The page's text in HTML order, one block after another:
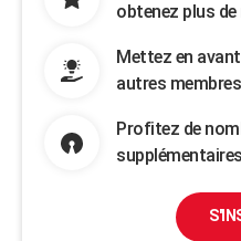
obtenez plus
Mettez en
autres membres
Profitez de